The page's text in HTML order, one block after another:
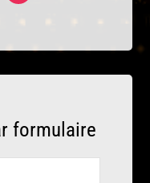
formulaire